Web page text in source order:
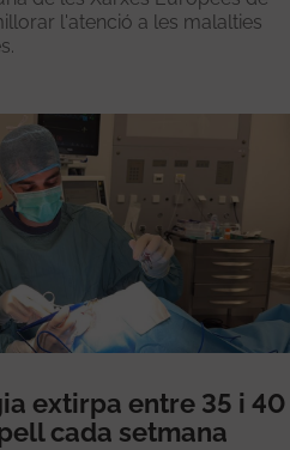
l'atenció a les malalties
extirpa entre 35 i 40
cada setmana